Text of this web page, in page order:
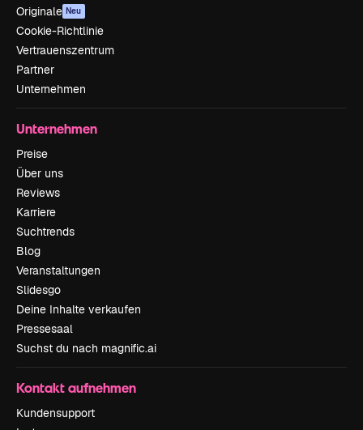
Originale Neu
Cookie-Richtlinie
Vertrauenszentrum
Partner
Unternehmen
Unternehmen
Preise
Über uns
Reviews
Karriere
Suchtrends
Blog
Veranstaltungen
Slidesgo
Deine Inhalte verkaufen
Pressesaal
Suchst du nach magnific.ai
Kontakt aufnehmen
Kundensupport